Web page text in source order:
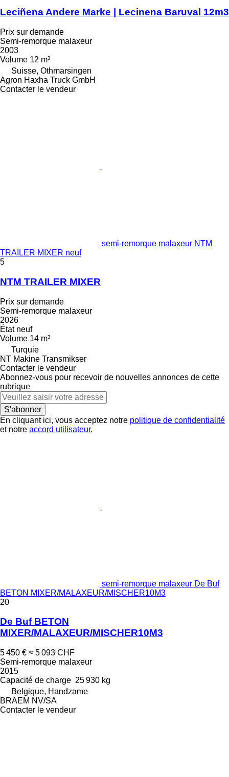
Leciñena Andere Marke | Lecinena Baruval 12m3
Prix sur demande
Semi-remorque malaxeur
2003
Volume 12 m³
Suisse, Othmarsingen
Agron Haxha Truck GmbH
Contacter le vendeur
semi-remorque malaxeur NTM
TRAILER MIXER neuf
5
NTM TRAILER MIXER
Prix sur demande
Semi-remorque malaxeur
2026
Étatneuf
Volume 14 m³
Turquie
NT Makine Transmikser
Contacter le vendeur
Abonnez-vous pour recevoir de nouvelles annonces de cette
rubrique
S'abonner
En cliquant ici, vous acceptez notre politique de confidentialité
et notre accord utilisateur.
semi-remorque malaxeur De Buf
BETON MIXER/MALAXEUR/MISCHER10M3
20
De Buf BETON
MIXER/MALAXEUR/MISCHER10M3
5 450 € ≈ 5 093 CHF
Semi-remorque malaxeur
2015
Capacité de charge 25 930 kg
Belgique, Handzame
BRAEM NV/SA
Contacter le vendeur